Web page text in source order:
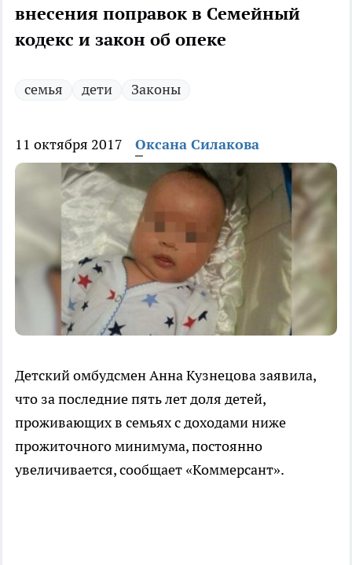
внесения поправок в Семейный
кодекс и закон об опеке
семья дети Законы
11 октября 2017 Оксана Силакова
Детский омбудсмен Анна Кузнецова заявила,
что за последние пять лет доля детей,
проживающих в семьях с доходами ниже
прожиточного минимума, постоянно
увеличивается, сообщает «Коммерсант».